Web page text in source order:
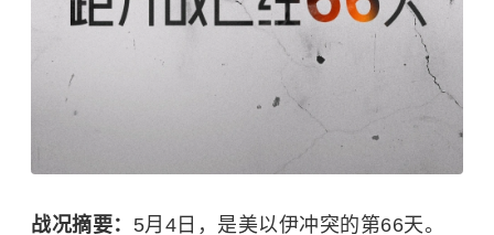
战况摘要： 5月4日，是美以伊冲突的第66天。